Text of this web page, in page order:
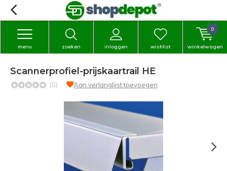
zoeken inloggen
menu wishlist winkelwagen
0
Scannerprofiel-prijskaartrail HE
(0) Aan verlanglijst toevoegen